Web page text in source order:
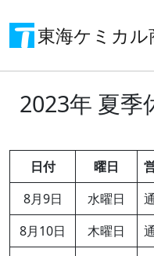
東海ケミカル
2023年 夏季
日付 曜日
8月9日
水曜日
8月10日
木曜日